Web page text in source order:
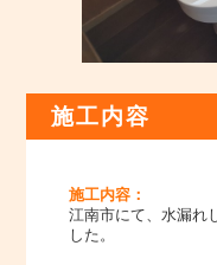
施工内容
施工内容：
江南市にて、水漏れ
した。